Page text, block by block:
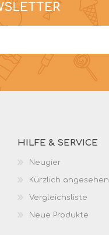
HILFE & SERVICE
Neugier
Kürzlich angesehen
Vergleichsliste
Neue Produkte